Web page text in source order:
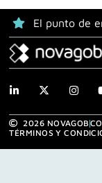
El punto de
2026 NOVAGOB
TÉRMINOS Y